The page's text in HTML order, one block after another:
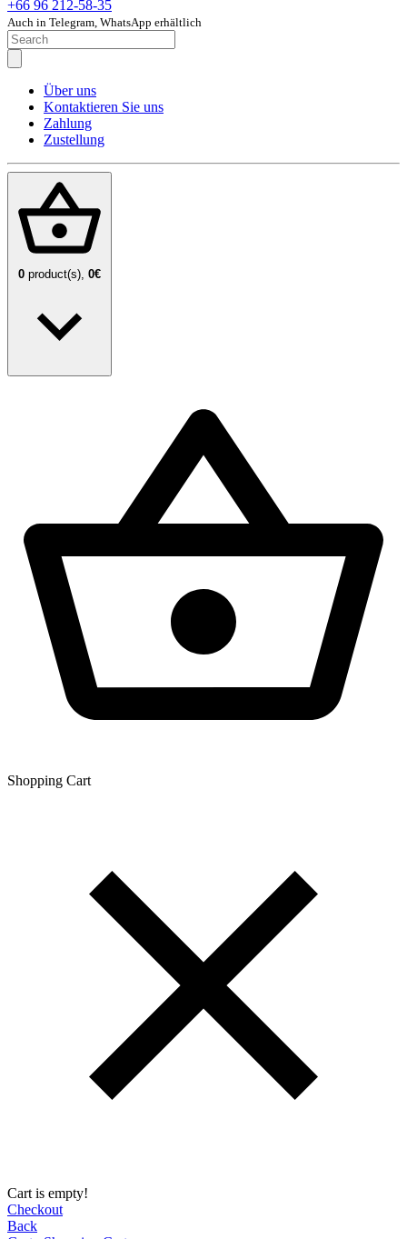
+66 96 212-58-35
Auch in Telegram, WhatsApp erhältlich
Über uns
Kontaktieren Sie uns
Zahlung
Zustellung
0 product(s), 0€
Shopping Сart
Cart is empty!
Checkout
Back